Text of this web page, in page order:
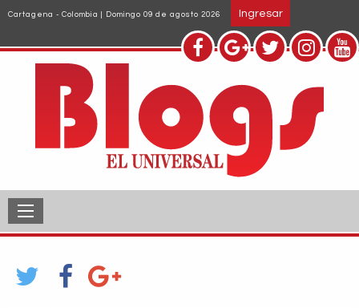
Pasar
contenido
principal
Cartagena - Colombia | Domingo 09 de agosto 2026 Ingresar